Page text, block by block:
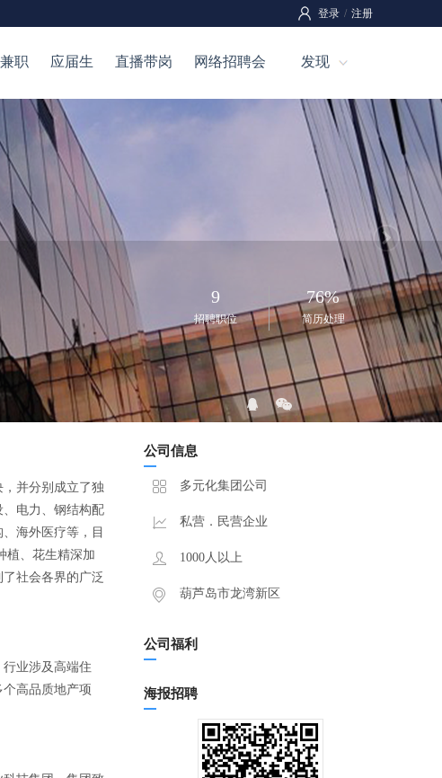
登录 / 注册
职 应届生 直播带岗 网络招聘会 发现
9
招聘职位
76%
简历处理
并分别成立了独
电力、钢结构配
海外医疗等，目
植、花生精深加
社会各界的广泛
业涉及高端住
高品质地产项
公司信息
多元化集团公司
私营．民营企业
1000人以上
葫芦岛市龙湾新区
公司福利
海报招聘